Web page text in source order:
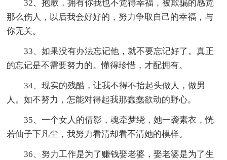
32、抱歉，拥有你我也不觉得幸福，被欺骗的感觉
那么伤人，以后我会好好的，努力争取自己的幸福，与
你无关。
33、如果没有办法忘记他，就不要忘记好了。真正
的忘记是不需要努力的。懂得珍惜，才配拥有。
34、现实的残酷，让我不得不抬起头做人，做男
人。如不努力，怎能对得起我那蠢蠢欲动的野心。
35、一个女人的倩影，魂牵梦绕，她一袭素衣，恍
若仙子下凡尘，我努力看清却看不清她的模样。
36、努力工作是为了赚钱娶老婆，娶老婆是为了生